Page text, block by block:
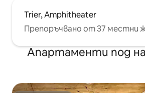
Trier, Amphitheater
Препоръчвано от 37 местни
Апартаменти под